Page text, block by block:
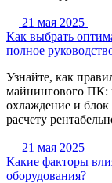
21 мая 2025
Как выбрать
полное
Узнайте, как
майнингового ПК:
охлаждение и
расчету
21 мая 2025
Какие факторы
оборудования?